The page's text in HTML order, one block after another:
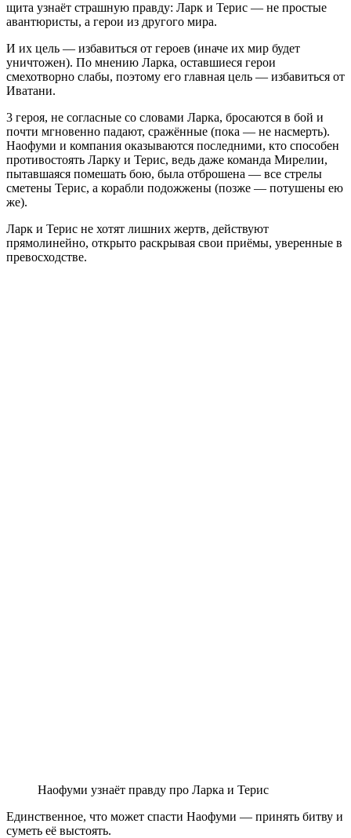
щита узнаёт страшную правду: Ларк и Терис — не простые
авантюристы, а герои из другого мира.
И их цель — избавиться от героев (иначе их мир будет
уничтожен). По мнению Ларка, оставшиеся герои
смехотворно слабы, поэтому его главная цель — избавиться от
Иватани.
3 героя, не согласные со словами Ларка, бросаются в бой и
почти мгновенно падают, сражённые (пока — не насмерть).
Наофуми и компания оказываются последними, кто способен
противостоять Ларку и Терис, ведь даже команда Мирелии,
пытавшаяся помешать бою, была отброшена — все стрелы
сметены Терис, а корабли подожжены (позже — потушены ею
же).
Ларк и Терис не хотят лишних жертв, действуют
прямолинейно, открыто раскрывая свои приёмы, уверенные в
превосходстве.
Наофуми узнаёт правду про Ларка и Терис
Единственное, что может спасти Наофуми — принять битву и
суметь её выстоять.